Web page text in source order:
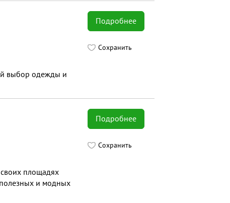
Подробнее
Сохранить
выбор одежды и
Подробнее
Сохранить
площадях
и модных